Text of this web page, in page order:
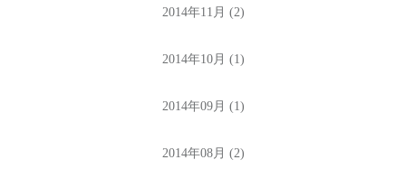
2014年11月 (2)
2014年10月 (1)
2014年09月 (1)
2014年08月 (2)